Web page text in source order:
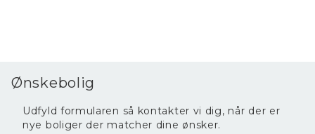
Ønskebolig
Udfyld formularen så kontakter vi dig, når der er
nye boliger der matcher dine ønsker.